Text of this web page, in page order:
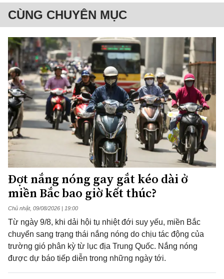
CÙNG CHUYÊN MỤC
Đợt nắng nóng gay gắt kéo dài ở
miền Bắc bao giờ kết thúc?
Chủ nhật, 09/08/2026 | 19:00
Từ ngày 9/8, khi dải hội tụ nhiệt đới suy yếu, miền Bắc
chuyển sang trạng thái nắng nóng do chịu tác động của
trường gió phân kỳ từ lục địa Trung Quốc. Nắng nóng
được dự báo tiếp diễn trong những ngày tới.